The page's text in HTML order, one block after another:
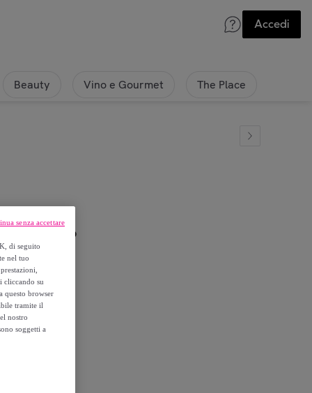
Accedi
Beauty Vino e Gourmet The Place
Full Zip
di seguito
nel tuo
cliccando su
questo browser
tramite il
nostro
soggetti a
senza accettare